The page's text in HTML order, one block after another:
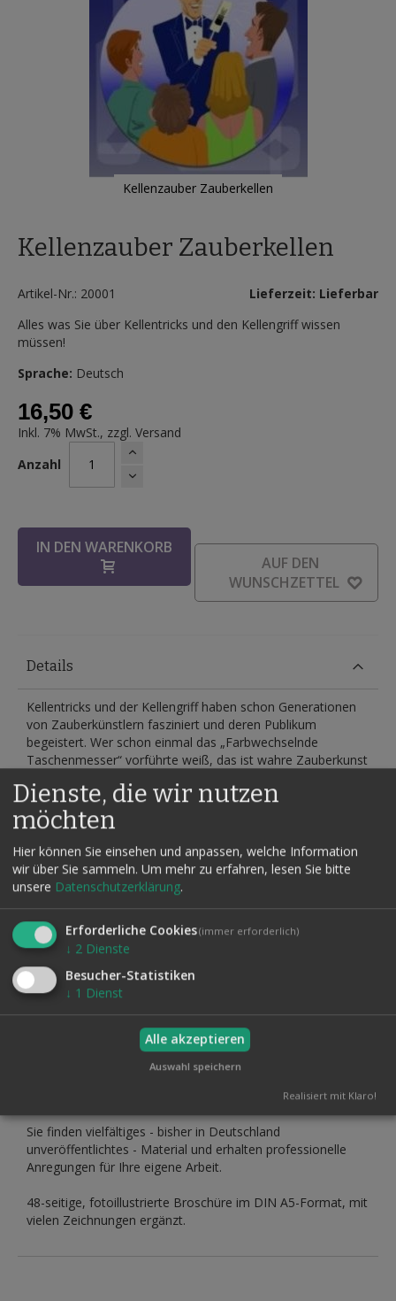
Kellenzauber Zauberkellen
der
Kellenzauber Zauberkellen
Artikel-Nr.: 20001
Lieferzeit: Lieferbar
Alles was Sie über Kellentricks und den Kellengriff wissen
müssen!
Sprache: Deutsch
16,50 €
Inkl. 7% MwSt., zzgl. Versand
Anzahl
IN DEN WARENKORB
AUF DEN
WUNSCHZETTEL
Details
Kellentricks und der Kellengriff haben schon Generationen
von Zauberkünstlern fasziniert und deren Publikum
begeistert. Wer schon einmal das „Farbwechselnde
Taschenmesser“ vorführte weiß, das ist wahre Zauberkunst
Der Brite Ian Adair ist ein Meister der Kellentricks.
Wenn er das Haus verlässt, sind seine Taschen nicht
mit vielen Tricks gefüllt. Doch was er mit Sicherheit
immer dabei hat, sind Zauberkellen.
„International Brotherhood of Magicians“ (IBM), führte er
einen neuen Effekt mit Kellen vor, und dies war ein so
großartiger Erfolg, dass er schließlich von der Supreme
Magic Company vermarktet wurde. Natürlich finden Sie ihn
in dieser Broschüre beschrieben.
Alles beginnt mit einer genauen Beschreibung des
Kellengriffs, gefolgt von der Routine mit den Färbemessern.
Daran schließen sich weit über 20 Kunststücke rund um die
Sie finden vielfältiges - bisher in Deutschland
unveröffentlichtes - Material und erhalten professionelle
Anregungen für Ihre eigene Arbeit.
48-seitige, fotoillustrierte Broschüre im DIN A5-Format, mit
vielen Zeichnungen ergänzt.
Dienste, die wir nutzen
möchten
Hier können Sie einsehen und anpassen, welche Information
wir über Sie sammeln. Um mehr zu erfahren, lesen Sie bitte
unsere Datenschutzerklärung.
Erforderliche Cookies(immer erforderlich)
↓ 2 Dienste
Besucher-Statistiken
↓ 1 Dienst
Alle akzeptieren
Auswahl speichern
Realisiert mit Klaro!